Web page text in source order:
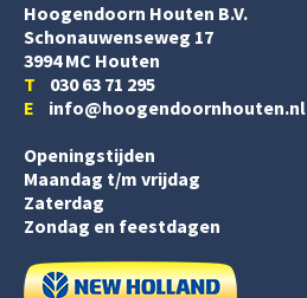
Hoogendoorn Houten B.V.
Schonauwenseweg 17
3994 MC Houten
T 030 63 71 295
E info@hoogendoornhouten.nl
Openingstijden
Maandag t/m vrijdag
Zaterdag
Zondag en feestdagen